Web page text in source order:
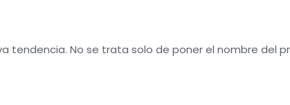
tendencia. No se trata solo de poner el nombre del